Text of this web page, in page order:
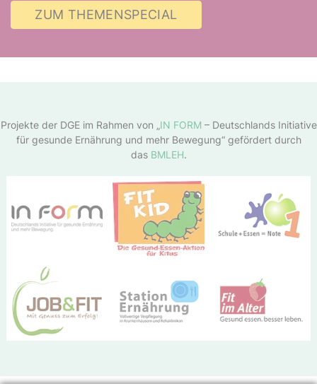
ZUM THEMENSPECIAL
Projekte der DGE im Rahmen von „ IN FORM– Deutschlands Initiative
für gesunde Ernährung und mehr Bewegung“ gefördert durch
das BMLEH.